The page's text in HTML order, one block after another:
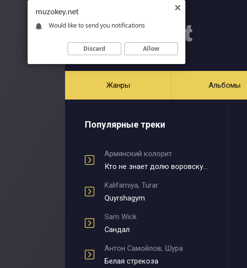
Жанры Альбомы
Популярные треки
Армянский колорит
Кто не знает долю воровскую
Kalifarniya, Turar
Quyrshagym
Sam Wick
Сандал
Антон Самойлов, Шура
Белая стрекоза
muzokey.net
Would like to send you notifications
Discard Allow